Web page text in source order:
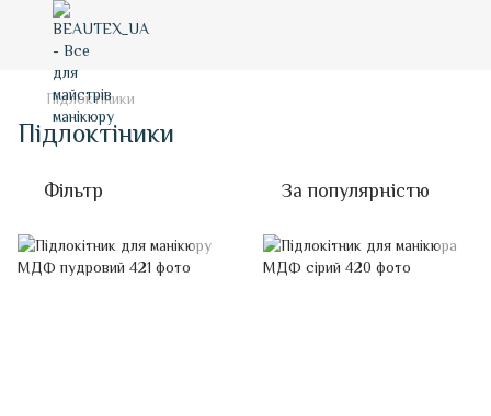
Підлоктіники
Підлоктіники
Фільтр За популярністю